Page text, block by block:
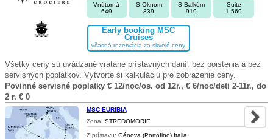
Vnútorná
649
S Oknom
839
S Balkóm
919
Suite
1.569
Early booking MSC
Cruises
včasná rezervácia za skvelé ceny
Všetky ceny sú uvádzané vrátane prístavných daní, bez poistenia a bez
servisných poplatkov. Vytvorte si kalkuláciu pre zobrazenie ceny.
Povinné servisné poplatky € 12/noc/os. od 12r., € 6/noc/deti 2-11r., do
2 r. € 0
MSC EURIBIA
Zona: STREDOMORIE
Z prístavu: Génova (Portofino) Italia